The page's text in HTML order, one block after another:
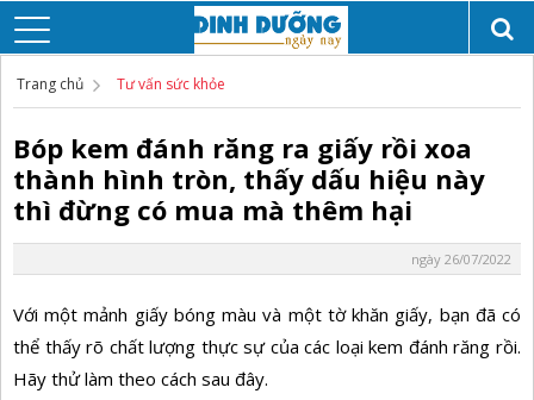
Trang chủ Tư vấn sức khỏe
Bóp kem đánh răng ra giấy rồi xoa
thành hình tròn, thấy dấu hiệu này
thì đừng có mua mà thêm hại
ngày 26/07/2022
Với một mảnh giấy bóng màu và một tờ khăn giấy, bạn đã có
thể thấy rõ chất lượng thực sự của các loại kem đánh răng rồi.
Hãy thử làm theo cách sau đây.